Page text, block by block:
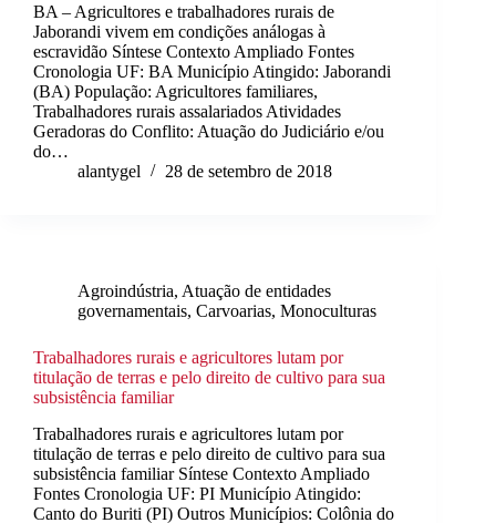
BA – Agricultores e trabalhadores rurais de
Jaborandi vivem em condições análogas à
escravidão Síntese Contexto Ampliado Fontes
Cronologia UF: BA Município Atingido: Jaborandi
(BA) População: Agricultores familiares,
Trabalhadores rurais assalariados Atividades
Geradoras do Conflito: Atuação do Judiciário e/ou
do…
alantygel
28 de setembro de 2018
Agroindústria, Atuação de entidades
governamentais, Carvoarias, Monoculturas
Trabalhadores rurais e agricultores lutam por
titulação de terras e pelo direito de cultivo para sua
subsistência familiar
Trabalhadores rurais e agricultores lutam por
titulação de terras e pelo direito de cultivo para sua
subsistência familiar Síntese Contexto Ampliado
Fontes Cronologia UF: PI Município Atingido:
Canto do Buriti (PI) Outros Municípios: Colônia do